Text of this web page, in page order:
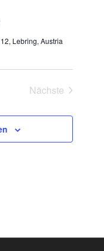
Lebring, Austria
Nächste